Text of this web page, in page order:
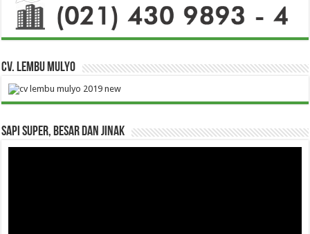
CV. Lembu Mulyo
Sapi Super, Besar dan Jinak